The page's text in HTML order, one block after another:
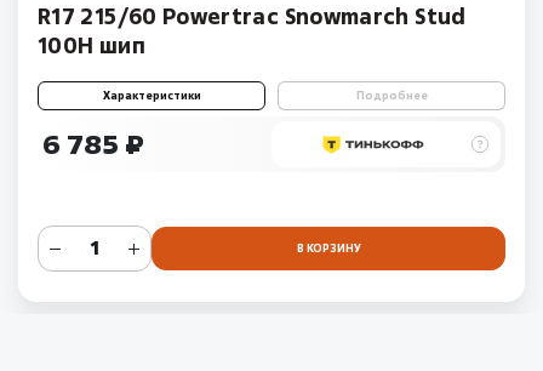
R17 215/60 Powertrac Snowmarch Stud
100H шип
Характеристики Подробнее
6 785 ₽
В КОРЗИНУ